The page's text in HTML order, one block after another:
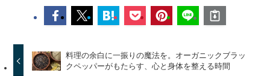
料理の余白に一振りの魔法を。オーガニックブラッ
クペッパーがもたらす、心と身体を整える時間